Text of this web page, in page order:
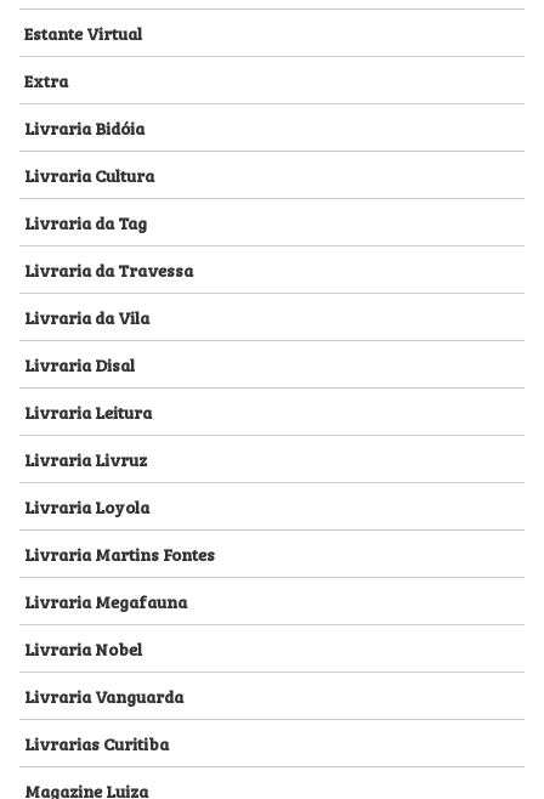
Estante Virtual
Extra
Livraria Bidóia
Livraria Cultura
Livraria da Tag
Livraria da Travessa
Livraria da Vila
Livraria Disal
Livraria Leitura
Livraria Livruz
Livraria Loyola
Livraria Martins Fontes
Livraria Megafauna
Livraria Nobel
Livraria Vanguarda
Livrarias Curitiba
Magazine Luiza